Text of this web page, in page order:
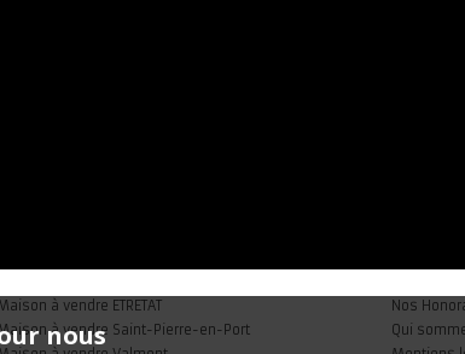
à vendre ETRETAT
à vendre Saint-Pierre-en-Port
Nos
Qui
nous